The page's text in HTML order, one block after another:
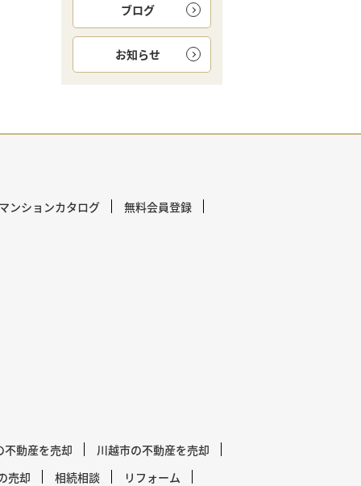
ブログ
お知らせ
ンションカタログ 無料会員登録
不動産を売却
川越市の不動産を売却
売却
相続相談 リフォーム